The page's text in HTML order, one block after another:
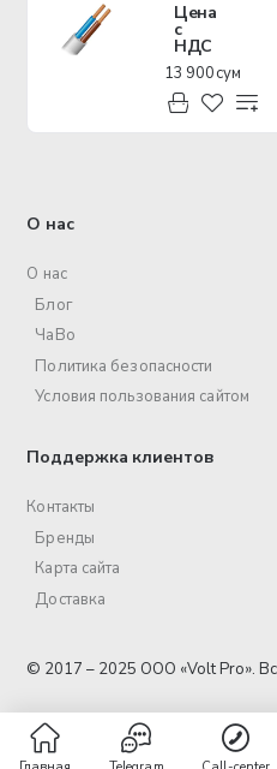
Цена
с
НДС
13 900 сум
О нас
О нас
Блог
ЧаВо
Политика безопасности
Условия пользования сайтом
Поддержка клиентов
Контакты
Бренды
Карта сайта
Доставка
© 2017 – 2025 ООО «Volt Pro».